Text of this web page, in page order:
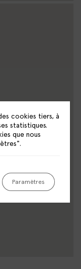
cookies tiers, à
statistiques.
que nous
Paramètres